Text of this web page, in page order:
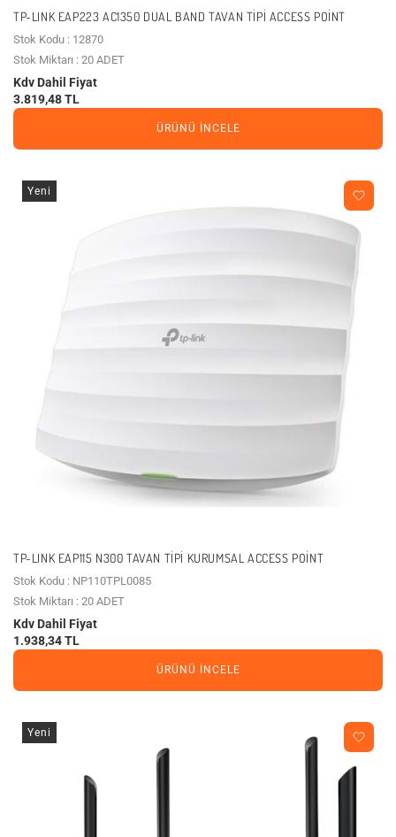
TP-LINK EAP223 AC1350 DUAL BAND TAVAN TIPI ACCESS POINT
Stok Kodu : 12870
Stok Miktarı : 20 ADET
Kdv Dahil Fiyat
3.819,48 TL
ÜRÜNÜ İNCELE
Yeni
TP-LINK EAP115 N300 TAVAN TIPI KURUMSAL ACCESS POINT
Stok Kodu : NP110TPL0085
Stok Miktarı : 20 ADET
Kdv Dahil Fiyat
1.938,34 TL
ÜRÜNÜ İNCELE
Yeni